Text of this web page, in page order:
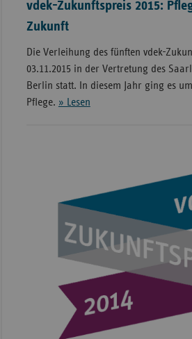
vdek-Zukunftspreis 2015:
Zukunft
Die Verleihung des fünften vdek-
03.11.2015 in der Vertretung des
Berlin statt. In diesem Jahr ging es
Pflege. » Lesen